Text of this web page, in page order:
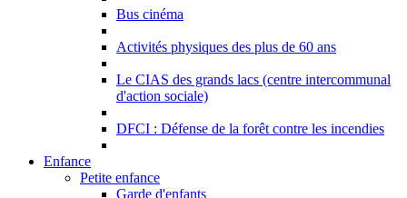
Bus cinéma
Activités physiques des plus de 60 ans
Le CIAS des grands lacs (centre intercommunal
d'action sociale)
DFCI : Défense de la forêt contre les incendies
Enfance
Petite enfance
Garde d'enfants